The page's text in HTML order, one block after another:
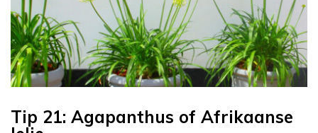
Tip 21: Agapanthus of Afrikaanse